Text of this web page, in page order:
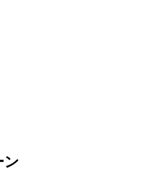
ン